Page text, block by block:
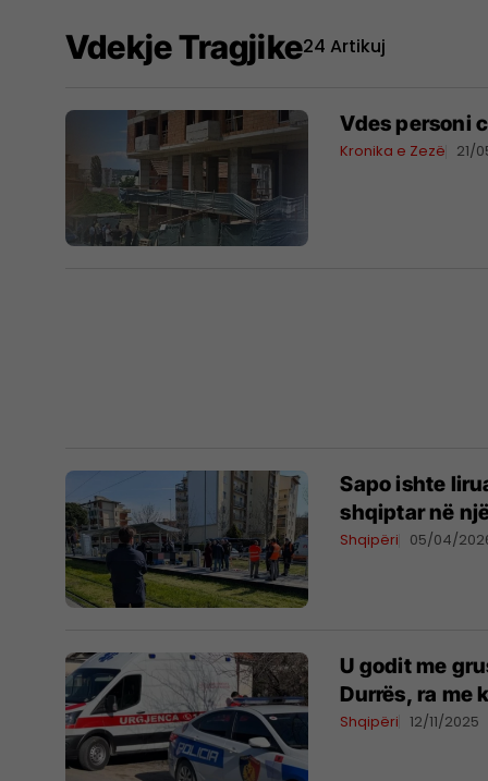
Vdekje Tragjike24 Artikuj
Vdes personi
Kronika e Zezë 21/
Sapo ishte
shqiptar në
Shqipëri 05/04/
U godit me
Durrës, ra me
Shqipëri 12/11/2025